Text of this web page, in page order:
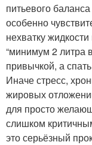
питьевого
особенно
нехватку
“минимум 2 литра
привычкой, а
Иначе стресс,
жировых
для просто
слишком
это серьёзный